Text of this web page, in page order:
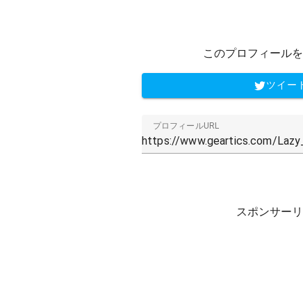
このプロフィール
ツイー
プロフィールURL
スポンサー